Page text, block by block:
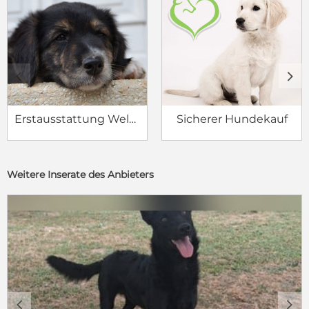
Erstausstattung Welpe Sicherer Hundekauf
c d
Weitere Inserate des Anbieters
c d